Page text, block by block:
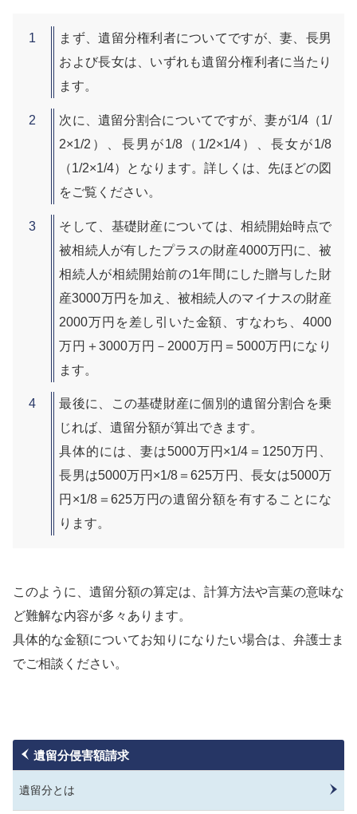
まず、遺留分権利者についてですが、妻、長男
および長女は、いずれも遺留分権利者に当たり
ます。
次に、遺留分割合についてですが、妻が1/4（1/
2×1/2）、長男が1/8（1/2×1/4）、長女が1/8
（1/2×1/4）となります。詳しくは、先ほどの図
をご覧ください。
そして、基礎財産については、相続開始時点で
被相続人が有したプラスの財産4000万円に、被
相続人が相続開始前の1年間にした贈与した財
産3000万円を加え、被相続人のマイナスの財産
2000万円を差し引いた金額、すなわち、4000
万円＋3000万円－2000万円＝5000万円になり
ます。
最後に、この基礎財産に個別的遺留分割合を乗
じれば、遺留分額が算出できます。
具体的には、妻は5000万円×1/4＝1250万円、
長男は5000万円×1/8＝625万円、長女は5000万
円×1/8＝625万円の遺留分額を有することにな
ります。
このように、遺留分額の算定は、計算方法や言葉の意味な
ど難解な内容が多々あります。
具体的な金額についてお知りになりたい場合は、弁護士ま
でご相談ください。
遺留分侵害額請求
遺留分とは